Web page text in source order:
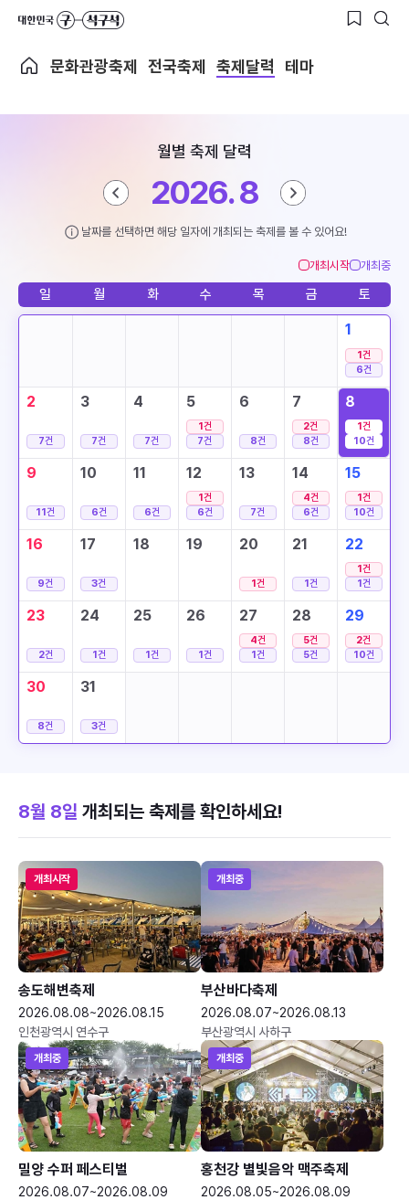
문화관광축제 전국축제 축제달력 테마
월별 축제 달력
2026. 8
날짜를 선택하면 해당 일자에 개최되는 축제를 볼 수 있어요!
개최시작 개최중
일 월 화 수 목 금 토
1
1건
6건
2
7건
3
7건
4
7건
5
1건
7건
6
8건
7
2건
8건
8
1건
10건
9
11건
10
6건
11
6건
12
1건
6건
13
7건
14
4건
6건
15
1건
10건
16
9건
17
3건
18 19 20
1건
21
1건
22
1건
1건
23
2건
24
1건
25
1건
26
1건
27
4건
1건
28
5건
5건
29
2건
10건
30
8건
31
3건
8월 8일 개최되는 축제를 확인하세요!
개최시작
송도해변축제
2026.08.08~2026.08.15
인천광역시 연수구
개최중
부산바다축제
2026.08.07~2026.08.13
부산광역시 사하구
개최중
밀양 수퍼 페스티벌
2026.08.07~2026.08.09
개최중
홍천강 별빛음악 맥주축제
2026.08.05~2026.08.09